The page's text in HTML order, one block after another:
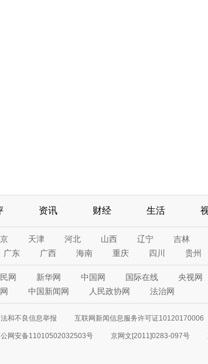
资讯 财经 生活
天津 河北 山西 辽宁 吉林
广东 广西 海南 重庆 四川 贵州
网 新华网 中国网 国际在线 央视网
中国新闻网 人民政协网 法治网
和不良信息举报 互联网新闻信息服务许可证10120170006
网安备11010502032503号 京网文[2011]0283-097号